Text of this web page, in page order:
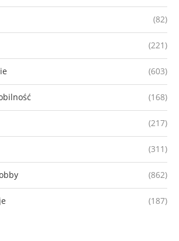
(82)
(221)
(603)
(168)
(217)
(311)
(862)
(187)